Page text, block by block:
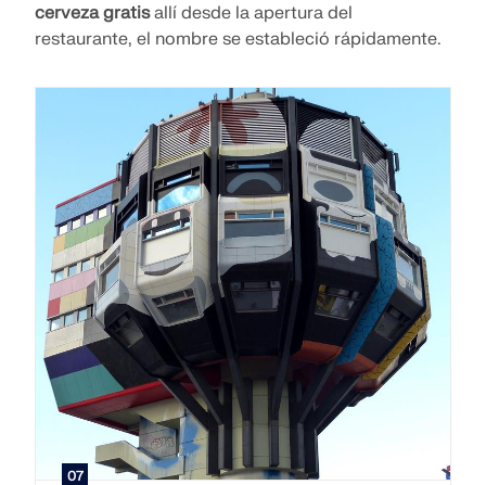
cerveza gratisallí desde la apertura del
restaurante, el nombre se estableció rápidamente.
07